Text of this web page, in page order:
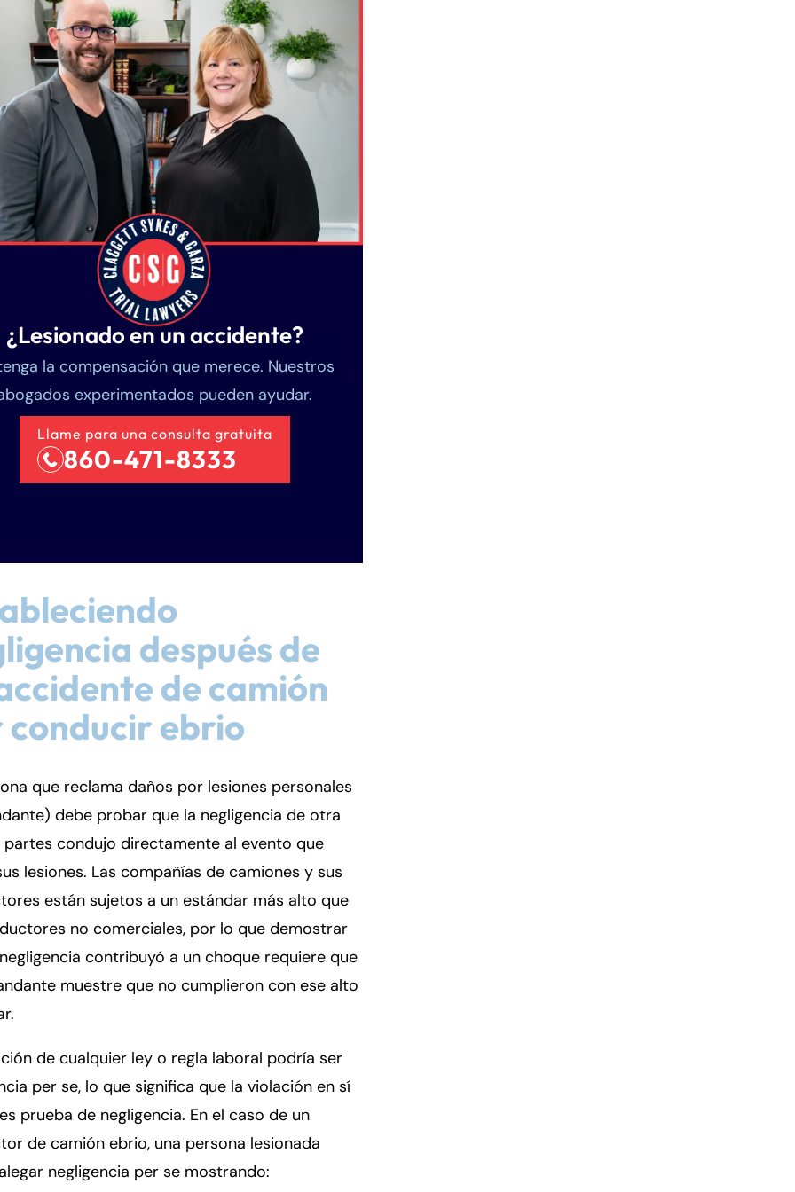
¿Lesionado en un accidente?
la compensación que merece. Nuestros
experimentados pueden ayudar.
Llame para una consulta gratuita
860-471-8333
después de
de camión
conducir ebrio
que reclama daños por lesiones personales
debe probar que la negligencia de otra
condujo directamente al evento que
lesiones. Las compañías de camiones y sus
están sujetos a un estándar más alto que
no comerciales, por lo que demostrar
contribuyó a un choque requiere que
muestre que no cumplieron con ese alto
de cualquier ley o regla laboral podría ser
per se, lo que significa que la violación en sí
prueba de negligencia. En el caso de un
de camión ebrio, una persona lesionada
negligencia per se mostrando: